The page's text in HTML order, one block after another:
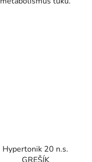
Hypertonik 20 n.s.